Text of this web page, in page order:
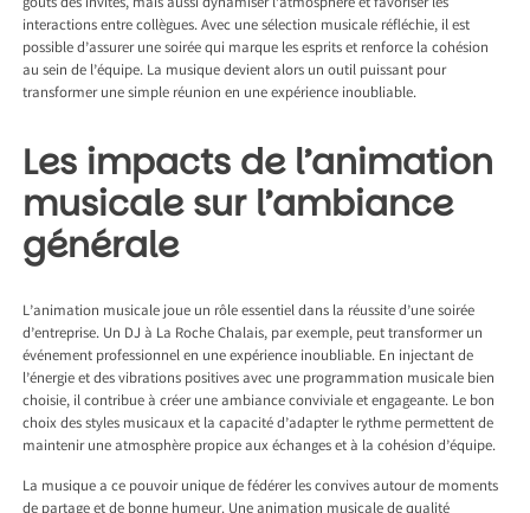
interactions entre collègues. Avec une sélection musicale réfléchie, il est
possible d’assurer une soirée qui marque les esprits et renforce la cohésion
au sein de l’équipe. La musique devient alors un outil puissant pour
transformer une simple réunion en une expérience inoubliable.
Les impacts de l’animation
musicale sur l’ambiance
générale
L’animation musicale joue un rôle essentiel dans la réussite d’une soirée
d’entreprise. Un DJ à La Roche Chalais, par exemple, peut transformer un
événement professionnel en une expérience inoubliable. En injectant de
l’énergie et des vibrations positives avec une programmation musicale bien
choisie, il contribue à créer une ambiance conviviale et engageante. Le bon
choix des styles musicaux et la capacité d’adapter le rythme permettent de
maintenir une atmosphère propice aux échanges et à la cohésion d’équipe.
La musique a ce pouvoir unique de fédérer les convives autour de moments